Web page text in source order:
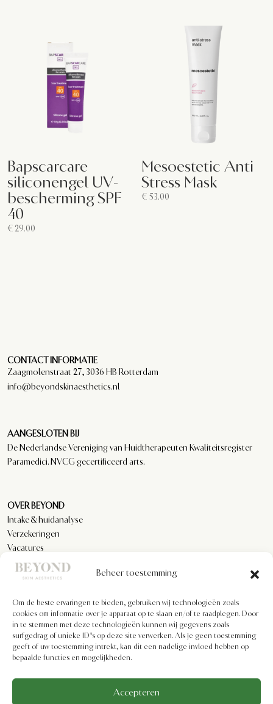
Beheer toestemming
Om de beste ervaringen te bieden, gebruiken wij technologieën zoals
cookies om informatie over je apparaat op te slaan en/of te raadplegen. Door
in te stemmen met deze technologieën kunnen wij gegevens zoals
surfgedrag of unieke ID's op deze site verwerken. Als je geen toestemming
geeft of uw toestemming intrekt, kan dit een nadelige invloed hebben op
bepaalde functies en mogelijkheden.
Accepteren
Bapscarcare
siliconengel UV-
bescherming SPF
40
€ 29.00
Mesoestetic Anti
Stress Mask
€ 53.00
CONTACT INFORMATIE
Zaagmolenstraat 27, 3036 HB Rotterdam
info@beyondskinaesthetics.nl
AANGESLOTEN BIJ
De Nederlandse Vereniging van Huidtherapeuten Kwaliteitsregister
Paramedici. NVCG gecertificeerd arts.
OVER BEYOND
Intake & huidanalyse
Verzekeringen
Vacatures
Reviews
KLANTENSERVICE
Privacyverklaring
Algemene voorwaarden
Cookiebeleid
Imprint